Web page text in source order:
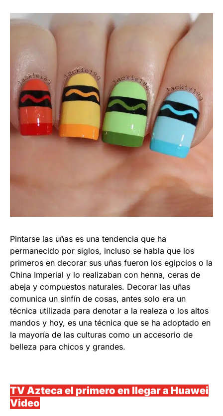
Pintarse las uñas es una tendencia que ha
permanecido por siglos, incluso se habla que los
primeros en decorar sus uñas fueron los egipcios o la
China Imperial y lo realizaban con henna, ceras de
abeja y compuestos naturales. Decorar las uñas
comunica un sinfín de cosas, antes solo era un
técnica utilizada para denotar a la realeza o los altos
mandos y hoy, es una técnica que se ha adoptado en
la mayoría de las culturas como un accesorio de
belleza para chicos y grandes.
TV Azteca el primero en llegar a Huawei
Video